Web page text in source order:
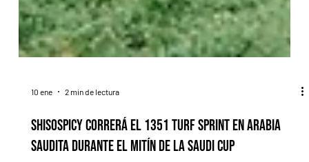
10 ene 2 min de lectura